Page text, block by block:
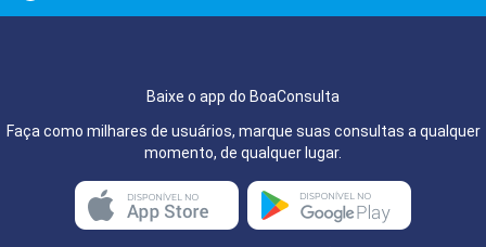
Baixe o app do BoaConsulta
Faça como milhares de usuários, marque suas consultas a qualquer
momento, de qualquer lugar.